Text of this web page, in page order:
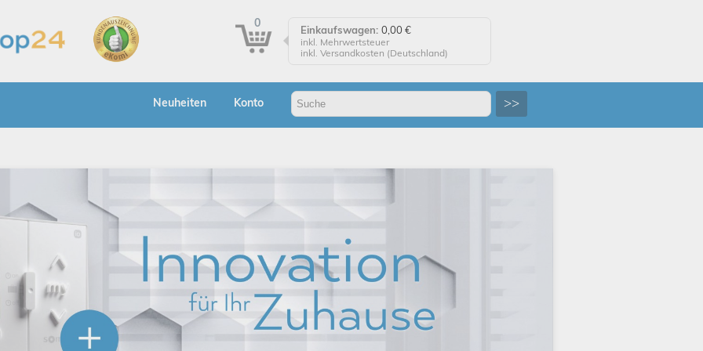
Einkaufswagen: 0,00 €
inkl. Mehrwertsteuer
inkl. Versandkosten (Deutschland)
Einkaufswagen anzeigen
Zur Kasse
Klicken Sie auf "Kaufen", um Ihre
0
>>
Konto
Neuheiten